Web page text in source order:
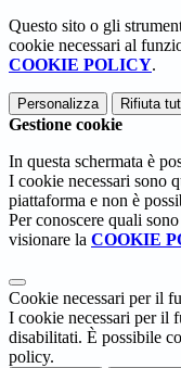
Questo sito o gli
cookie necessari al
COOKIE POLICY.
Personalizza Rifiuta
Gestione cookie
In questa schermata è
I cookie necessari sono
piattaforma e non è
Per conoscere quali
visionare la COOKIE
Cookie necessari per il
I cookie necessari per il
disabilitati. È possibile
policy.